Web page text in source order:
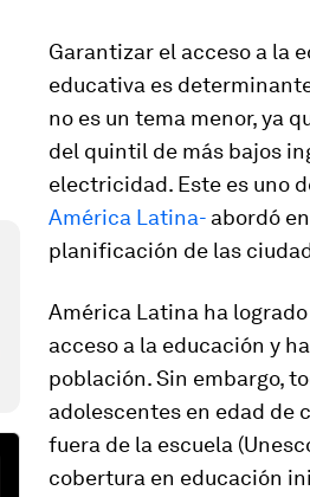
Garantizar el acceso a la
educativa es
no es un tema menor, ya
del quintil de más bajos
electricidad. Este es uno
América Latina- abordó
planificación de las
América Latina ha
acceso a la educación y
población. Sin embargo,
adolescentes en edad de
fuera de la escuela
cobertura en educación